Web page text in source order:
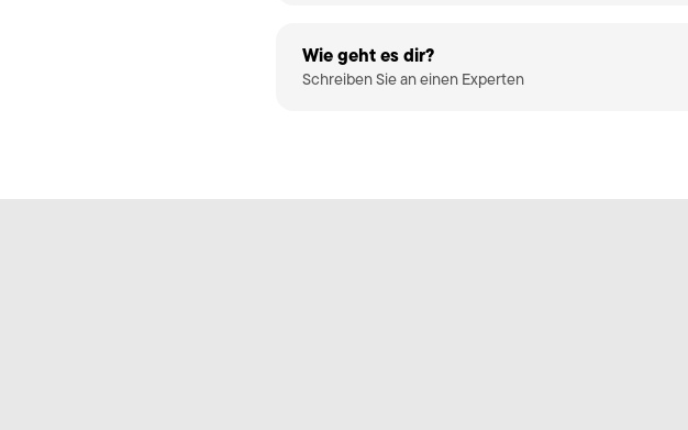
Wie geht es dir?
Schreiben Sie an einen Experten